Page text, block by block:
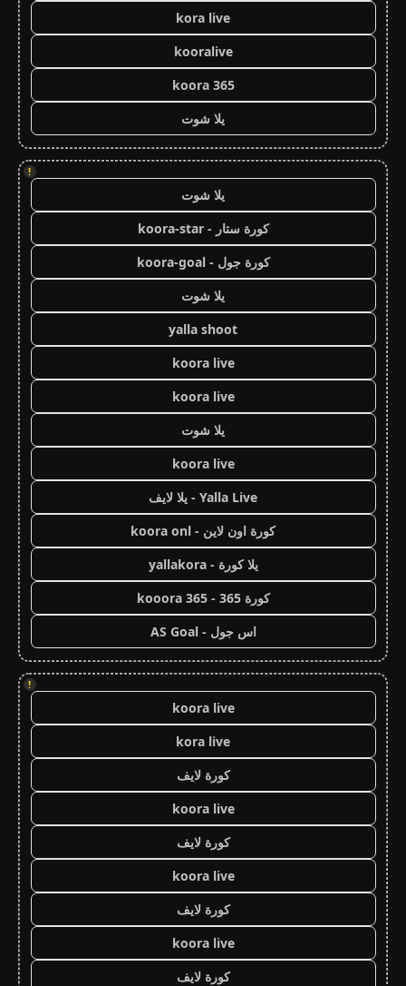
kora live
kooralive
koora 365
يلا شوت
!
يلا شوت
كورة ستار - koora-star
كورة جول - koora-goal
يلا شوت
yalla shoot
koora live
koora live
يلا شوت
koora live
Yalla Live - يلا لايف
كورة اون لاين - koora onl
يلا كورة - yallakora
كورة 365 - kooora 365
اس جول - AS Goal
!
koora live
kora live
كورة لايف
koora live
كورة لايف
koora live
كورة لايف
koora live
كورة لايف